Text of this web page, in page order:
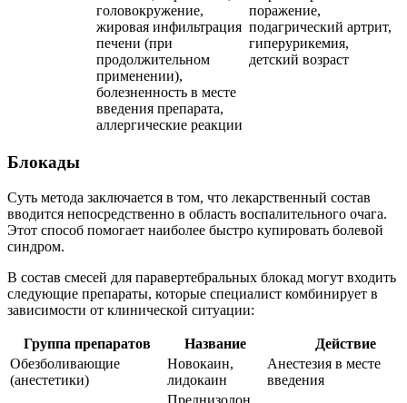
головокружение,
жировая инфильтрация
печени (при
продолжительном
применении),
болезненность в месте
введения препарата,
аллергические реакции
поражение,
подагрический артрит,
гиперурикемия,
детский возраст
Блокады
Суть метода заключается в том, что лекарственный состав
вводится непосредственно в область воспалительного очага.
Этот способ помогает наиболее быстро купировать болевой
синдром.
В состав смесей для паравертебральных блокад могут входить
следующие препараты, которые специалист комбинирует в
зависимости от клинической ситуации:
Группа препаратов Название
Действие
Обезболивающие
(анестетики)
Новокаин,
лидокаин
Анестезия в месте
введения
Преднизолон,